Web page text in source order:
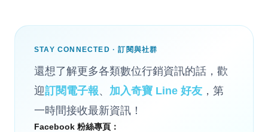
STAY CONNECTED · 訂閱與社群
還想了解更多各類數位行銷資訊的話，歡
迎訂閱電子報、 加入奇寶 Line 好友 ，第
一時間接收最新資訊！
Facebook 粉絲專頁：